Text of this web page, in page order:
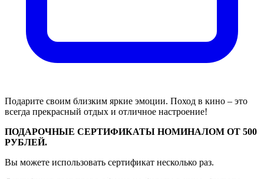
Подарите своим близким яркие эмоции. Поход в кино – это
всегда прекрасный отдых и отличное настроение!
ПОДАРОЧНЫЕ СЕРТИФИКАТЫ НОМИНАЛОМ ОТ 500
РУБЛЕЙ.
Вы можете использовать сертификат несколько раз.